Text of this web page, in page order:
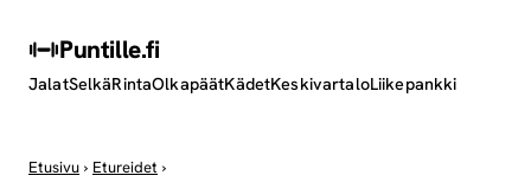
Puntille.fi
JalatSelkäRintaOlkapäätKädetKeskivartaloLiikepankki
Etusivu › Etureidet ›